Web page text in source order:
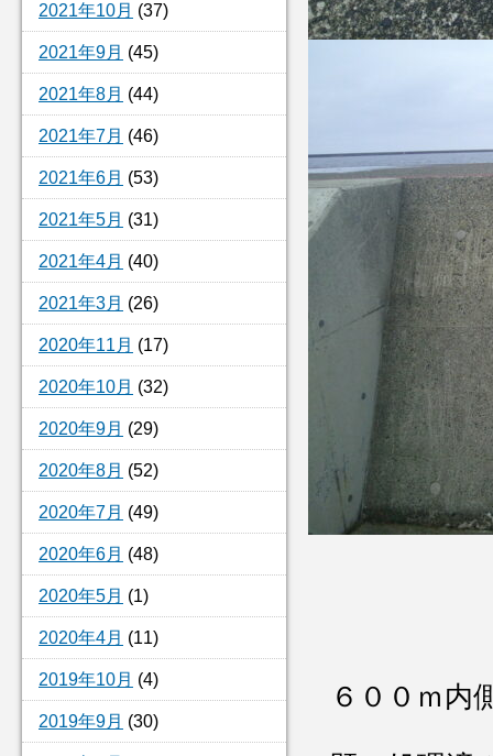
2021年10月 (37)
2021年9月 (45)
2021年8月 (44)
2021年7月 (46)
2021年6月 (53)
2021年5月 (31)
2021年4月 (40)
2021年3月 (26)
2020年11月 (17)
2020年10月 (32)
2020年9月 (29)
2020年8月 (52)
2020年7月 (49)
2020年6月 (48)
2020年5月 (1)
2020年4月 (11)
2019年10月 (4)
2019年9月 (30)
６００ｍ